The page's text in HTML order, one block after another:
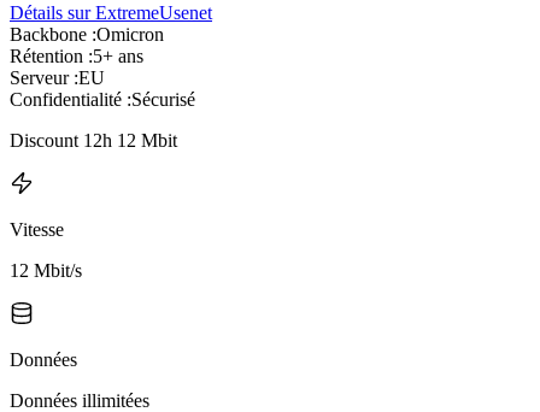
Détails sur ExtremeUsenet
Backbone :Omicron
Rétention :5+ ans
Serveur :EU
Confidentialité :Sécurisé
Discount 12h 12 Mbit
Vitesse
12 Mbit/s
Données
Données illimitées